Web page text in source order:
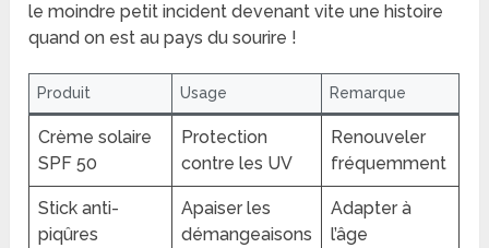
le moindre petit incident devenant vite une histoire
quand on est au pays du sourire !
Produit Usage Remarque
Crème solaire
SPF 50
Protection
contre les UV
Renouveler
fréquemment
Stick anti-
piqûres
Apaiser les
démangeaisons
Adapter à
l’âge